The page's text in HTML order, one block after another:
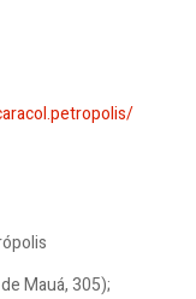
Mauá, 305);